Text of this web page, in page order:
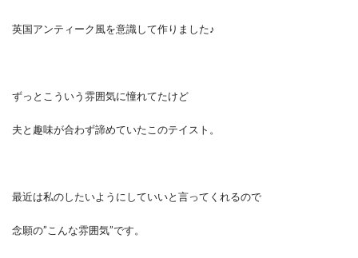
英国アンティーク風を意識して作りました♪
ずっとこういう雰囲気に憧れてたけど
夫と趣味が合わず諦めていたこのテイスト。
最近は私のしたいようにしていいと言ってくれるので
念願の”こんな雰囲気”です。